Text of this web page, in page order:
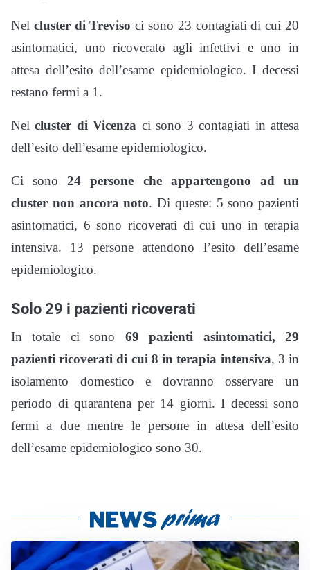
Nel cluster di Treviso ci sono 23 contagiati di cui 20
asintomatici, uno ricoverato agli infettivi e uno in
attesa dell’esito dell’esame epidemiologico. I decessi
restano fermi a 1.
Nelcluster di Vicenza ci sono 3 contagiati in attesa
dell’esito dell’esame epidemiologico.
Ci sono 24 persone che appartengono ad un
cluster non ancora noto. Di queste: 5 sono pazienti
asintomatici, 6 sono ricoverati di cui uno in terapia
intensiva. 13 persone attendono l’esito dell’esame
epidemiologico.
Solo 29 i pazienti ricoverati
In totale ci sono 69 pazienti asintomatici, 29
pazienti ricoverati di cui 8 in terapia intensiva, 3 in
isolamento domestico e dovranno osservare un
periodo di quarantena per 14 giorni. I decessi sono
fermi a due mentre le persone in attesa dell’esito
dell’esame epidemiologico sono 30.